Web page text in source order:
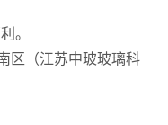
。
区（江苏中玻玻璃科